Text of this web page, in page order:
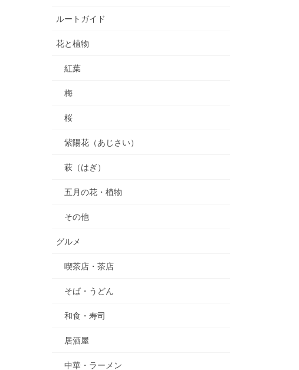
ルートガイド
花と植物
紅葉
梅
桜
紫陽花（あじさい）
萩（はぎ）
五月の花・植物
その他
グルメ
喫茶店・茶店
そば・うどん
和食・寿司
居酒屋
中華・ラーメン